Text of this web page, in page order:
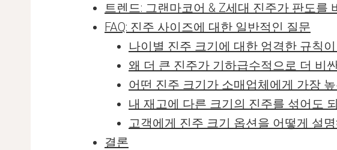
트렌드: 그랜마코어 & Z세대 진주가 판도를
FAQ: 진주 사이즈에 대한 일반적인 질문
나이별 진주 크기에 대한 엄격한 규칙
왜 더 큰 진주가 기하급수적으로 더 비
어떤 진주 크기가 소매업체에게 가장
내 재고에 다른 크기의 진주를 섞어도
고객에게 진주 크기 옵션을 어떻게 설
결론